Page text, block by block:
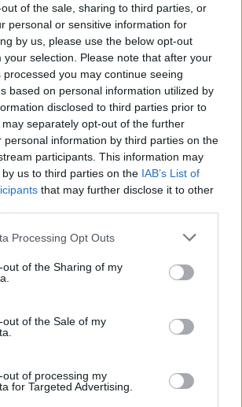
of the sale, sharing to third parties, or
personal or sensitive information for
by us, please use the below opt-out
your selection. Please note that after your
you may continue seeing
based on personal information utilized by
disclosed to third parties prior to
separately opt-out of the further
personal information by third parties on the
participants. This information may
us to third parties on the IAB’s List of
that may further disclose it to other
website/app uses one or more Google
visit or usage behaviour. You may click to
to Google and its third-party tags to
specified purposes in below Google
Processing Opt Outs
out of the Sharing of my
out of the Sale of my
out of processing my
for Targeted Advertising.
Köztársaság
Gábor
alatt
Péter
felosztásai
Hercegség